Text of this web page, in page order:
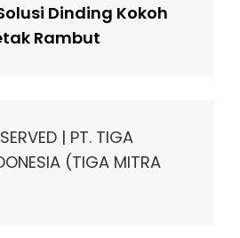
Dinding Kokoh
Rambut
| PT. TIGA
(TIGA MITRA